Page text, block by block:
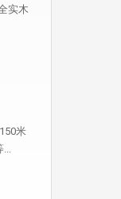
实木
米
...